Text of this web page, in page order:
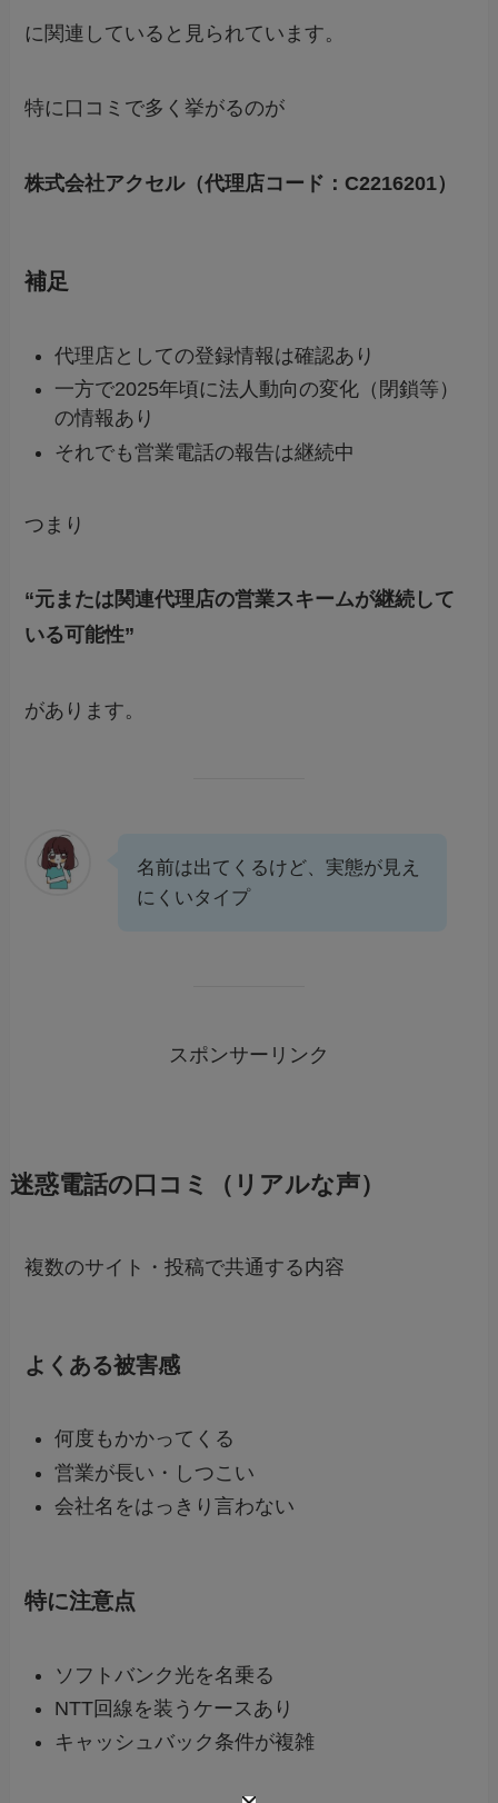
に関連していると見られています。
特に口コミで多く挙がるのが
株式会社アクセル（代理店コード：C2216201）
補足
代理店としての登録情報は確認あり
一方で2025年頃に法人動向の変化（閉鎖等）
の情報あり
それでも営業電話の報告は継続中
つまり
“元または関連代理店の営業スキームが継続して
いる可能性”
があります。
名前は出てくるけど、実態が見え
にくいタイプ
スポンサーリンク
迷惑電話の口コミ（リアルな声）
複数のサイト・投稿で共通する内容
よくある被害感
何度もかかってくる
営業が長い・しつこい
会社名をはっきり言わない
特に注意点
ソフトバンク光を名乗る
NTT回線を装うケースあり
キャッシュバック条件が複雑